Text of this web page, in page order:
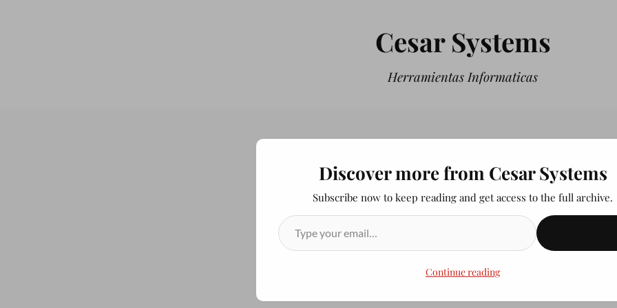
Cesar Systems
Herramientas Informaticas
Discover more from Cesar Systems
Subscribe now to keep reading and get access to the full archive.
Continue reading